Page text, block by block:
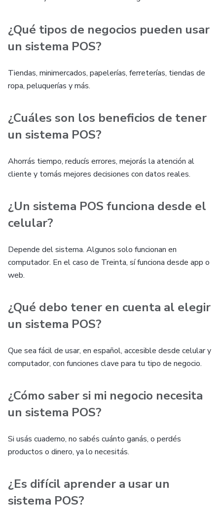
¿Qué tipos de negocios pueden usar
un sistema POS?
Tiendas, minimercados, papelerías, ferreterías, tiendas de
ropa, peluquerías y más.
¿Cuáles son los beneficios de tener
un sistema POS?
Ahorrás tiempo, reducís errores, mejorás la atención al
cliente y tomás mejores decisiones con datos reales.
¿Un sistema POS funciona desde el
celular?
Depende del sistema. Algunos solo funcionan en
computador. En el caso de Treinta, sí funciona desde app o
web.
¿Qué debo tener en cuenta al elegir
un sistema POS?
Que sea fácil de usar, en español, accesible desde celular y
computador, con funciones clave para tu tipo de negocio.
¿Cómo saber si mi negocio necesita
un sistema POS?
Si usás cuaderno, no sabés cuánto ganás, o perdés
productos o dinero, ya lo necesitás.
¿Es difícil aprender a usar un
sistema POS?